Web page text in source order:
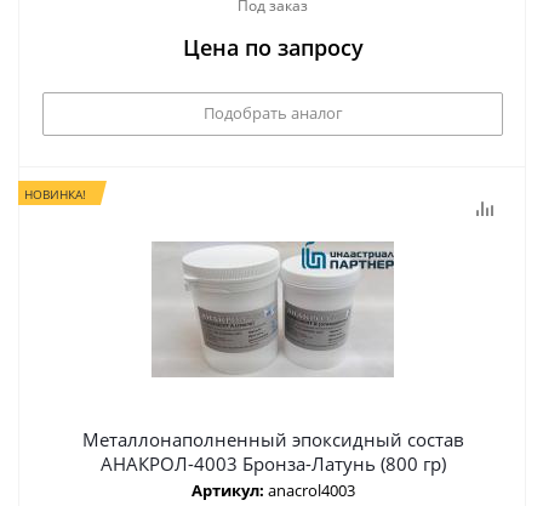
Под заказ
Цена по запросу
Подобрать аналог
НОВИНКА!
Металлонаполненный эпоксидный состав
АНАКРОЛ-4003 Бронза-Латунь (800 гр)
Артикул: anacrol4003